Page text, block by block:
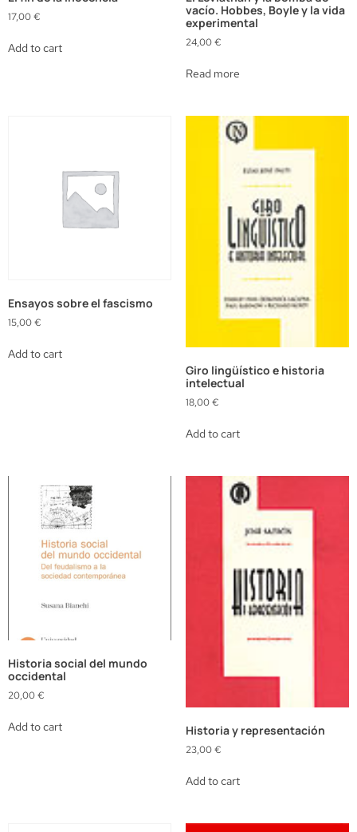
17,00€
Add to cart
vacío. Hobbes, Boyle y la vida
experimental
24,00€
Read more
Ensayos sobre el fascismo
15,00€
Add to cart
Giro lingüístico e historia
intelectual
18,00€
Add to cart
Historia social del mundo
occidental
20,00€
Add to cart Historia y representación
23,00€
Add to cart